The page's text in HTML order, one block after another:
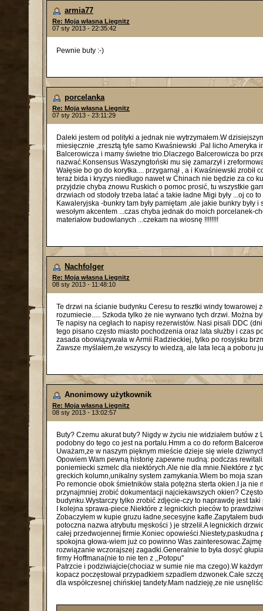
armia77
Re: Moja własna Liegnitz
07 sty 2013 - 22:35:42
Pewnie buty :-)
porcelanka
Re: Moja własna Liegnitz
07 sty 2013 - 23:11:29
Daleki jestem od polityki a jednak nie wytrzymałem.W
miesięcznie ,zresztą tyle samo Kwaśniewski .Pal licho Ameryka
Balcerowicza i mamy świetne trio.Dlaczego Balcerowicza bo
nazwać.Konsensus Waszyngtoński mu się zamarzył i
Wałęsie bo go do korytka.... przygarnął , a i Kwaśniewski zrobił
teraz bida i kryzys niedługo nawet w Chinach nie będzie za co
przyjdzie chyba znowu Ruskich o pomoc prosić, tu wszystkie
drzwiach od stodoły trzeba latać a takie ładne Migi były ...oj co
Kawaleryjska -bunkry tam były pamiętam ,ale jakie bunkry
wesołym akcentem ...czas chyba jednak do moich porcelanek-
materiałow budowlanych ...czekam na wiosnę !!!!!!!!
Nachfolger
Re: Moja własna Liegnitz
08 sty 2013 - 11:48:10
Te drzwi na ścianie budynku Ceresu to resztki windy towarowej
rozumiecie..... Szkoda tylko że nie wyrwano tych drzwi. Można
Te napisy na cegłach to napisy rezerwistów. Nasi pisali DDC
tego pisano często miasto pochodzenia oraz lata służby i czas
zasada obowiązywała w Armii Radzieckiej, tylko po rosyjsku
Zawsze myślałem,że wszyscy to wiedzą, ale lata lecą a poboru
Anonimowy użytkownik
Re: Moja własna Liegnitz
08 sty 2013 - 13:02:57
Buty? Czemu akurat buty? Nigdy w życiu nie widziałem butów
podobny do tego co jest na portalu.Hmm a co do reform
Uważam,ze w naszym pięknym mieście dzieje się wiele
Opowiem Wam pewną historię zapewne nudną: podczas
poniemiecki szmelc dla niektórych.Ale nie dla mnie.Niektóre z
greckich kolumn,unikalny system zamykania.Wiem bo moja
Po remoncie obok śmietników stała potężna sterta okien.I ja
przynajmniej zrobić dokumentacji najciekawszych okien?
budynku.Wystarczy tylko zrobić zdjęcie-czy to naprawdę jest
I kolejna sprawa-piece.Niektóre z legnickich pieców to
Zobaczyłem w kupie gruzu ładne,secesyjne kafle.Zapytałem
potoczna nazwa atrybutu męskości ) je strzelił.A legnickich
całej przedwojennej firmie.Koniec
spokojna głowa-wiem już co powinno Was
rozwiązanie wczorajszej zagadki.Generalnie to była dosyć
firmy Hoffmana(nie to nie ten z ,,Potopu''
Patrzcie i podziwiajcie(chociaz w sumie nie ma czego).W
kopacz poczęstował przypadkiem szpadlem dzwonek.Całe
dla współczesnej chińskiej tandety.Mam nadzieję,ze nie